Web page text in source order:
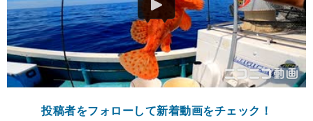
投稿者をフォローして新着動画をチェック！